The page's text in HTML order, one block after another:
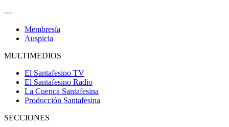
---
Membresía
Auspicia
MULTIMEDIOS
El Santafesino TV
El Santafesino Radio
La Cuenca Santafesina
Producción Santafesina
SECCIONES